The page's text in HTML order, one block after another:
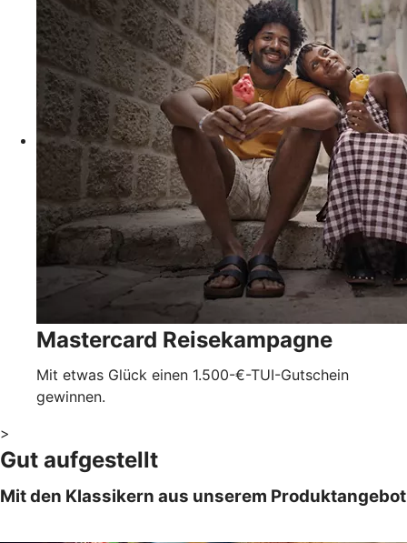
Mastercard Reisekampagne
Mit etwas Glück einen 1.500-€-TUI-Gutschein
gewinnen.
>
Gut aufgestellt
Mit den Klassikern aus unserem Produktangebot